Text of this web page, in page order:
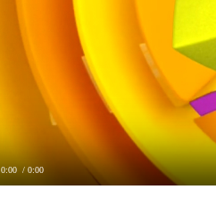
0:00 / 0:00